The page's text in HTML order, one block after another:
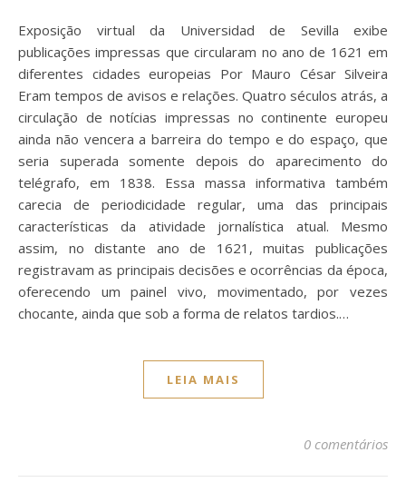
Exposição virtual da Universidad de Sevilla exibe
publicações impressas que circularam no ano de 1621 em
diferentes cidades europeias Por Mauro César Silveira
Eram tempos de avisos e relações. Quatro séculos atrás, a
circulação de notícias impressas no continente europeu
ainda não vencera a barreira do tempo e do espaço, que
seria superada somente depois do aparecimento do
telégrafo, em 1838. Essa massa informativa também
carecia de periodicidade regular, uma das principais
características da atividade jornalística atual. Mesmo
assim, no distante ano de 1621, muitas publicações
registravam as principais decisões e ocorrências da época,
oferecendo um painel vivo, movimentado, por vezes
chocante, ainda que sob a forma de relatos tardios.…
LEIA MAIS
0 comentários